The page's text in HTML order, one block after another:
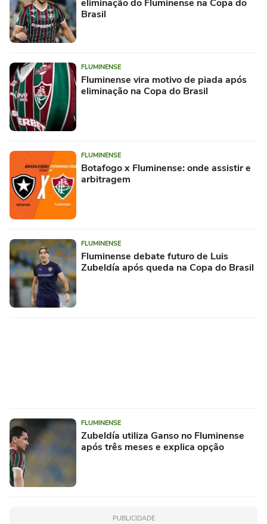
eliminação do Fluminense na Copa do
Brasil
FLUMINENSE
Fluminense vira motivo de piada após
eliminação na Copa do Brasil
FLUMINENSE
Botafogo x Fluminense: onde assistir e
arbitragem
FLUMINENSE
Fluminense debate futuro de Luis
Zubeldía após queda na Copa do Brasil
FLUMINENSE
Zubeldía utiliza Ganso no Fluminense
após três meses e explica opção
PUBLICIDADE